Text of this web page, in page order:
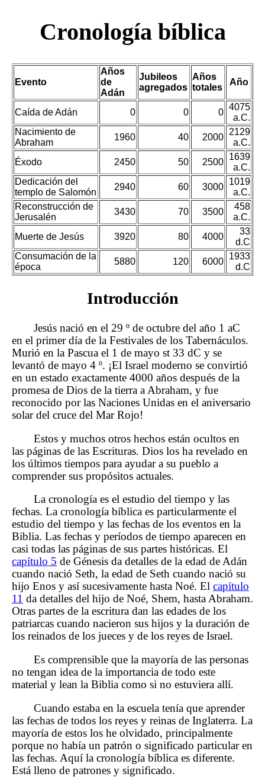
Cronología bíblica
Evento
Años
de
Adán
Jubileos
agregados
Años
totales
Año
Caída de Adán 0 0 0
4075
a.C.
Nacimiento de
Abraham
1960 40 2000
2129
a.C.
Éxodo
2450 50 2500
1639
a.C.
Dedicación del
templo de Salomón
2940 60 3000
1019
a.C.
Reconstrucción de
Jerusalén
3430 70 3500
458
a.C.
Muerte de Jesús
3920 80 4000
33
d.C
Consumación de la
época
5880 120 6000
1933
d.C
Introducción
Jesús nació en el 29 º de octubre del año 1 aC
en el primer día de la Festivales de los Tabernáculos.
Murió en la Pascua el 1 de mayo st 33 dC y se
levantó de mayo 4 º. ¡El Israel moderno se convirtió
en un estado exactamente 4000 años después de la
promesa de Dios de la tierra a Abraham, y fue
reconocido por las Naciones Unidas en el aniversario
solar del cruce del Mar Rojo!
Estos y muchos otros hechos están ocultos en
las páginas de las Escrituras. Dios los ha revelado en
los últimos tiempos para ayudar a su pueblo a
comprender sus propósitos actuales.
La cronología es el estudio del tiempo y las
fechas. La cronología bíblica es particularmente el
estudio del tiempo y las fechas de los eventos en la
Biblia. Las fechas y períodos de tiempo aparecen en
casi todas las páginas de sus partes históricas. El
capítulo 5 de Génesis da detalles de la edad de Adán
cuando nació Seth, la edad de Seth cuando nació su
hijo Enos y así sucesivamente hasta Noé. El capítulo
11 da detalles del hijo de Noé, Shem, hasta Abraham.
Otras partes de la escritura dan las edades de los
patriarcas cuando nacieron sus hijos y la duración de
los reinados de los jueces y de los reyes de Israel.
Es comprensible que la mayoría de las personas
no tengan idea de la importancia de todo este
material y lean la Biblia como si no estuviera allí.
Cuando estaba en la escuela tenía que aprender
las fechas de todos los reyes y reinas de Inglaterra. La
mayoría de estos los he olvidado, principalmente
porque no había un patrón o significado particular en
las fechas. Aquí la cronología bíblica es diferente.
Está lleno de patrones y significado.